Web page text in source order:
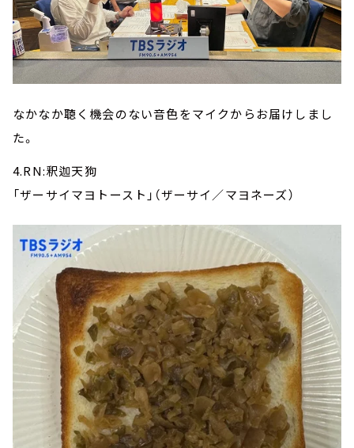
なかなか聴く機会のない音色をマイクからお届けしまし
た。
4.RN:釈迦天狗
「ザーサイマヨトースト」（ザーサイ／マヨネーズ）